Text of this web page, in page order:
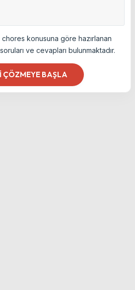
chores konusuna göre hazırlanan
ve cevapları bulunmaktadır.
ÇÖZMEYE BAŞLA